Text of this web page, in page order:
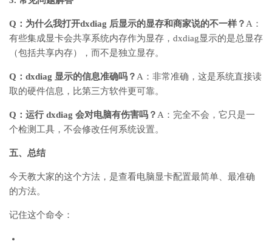
Q ：为什么我打开dxdiag 后显示的显存和商家说的不一样？A ：
有些集成显卡会共享系统内存作为显存， dxdiag显示的是总显存
（包括共享内存），而不是独立显存。
Q ： dxdiag 显示的信息准确吗？A ：非常准确，这是系统直接读
取的硬件信息，比第三方软件更可靠。
Q ：运行dxdiag 会对电脑有伤害吗？A ：完全不会，它只是一
个检测工具，不会修改任何系统设置。
五、总结
今天教大家的这个方法，是查看电脑显卡配置最简单、最准确
的方法。
记住这个命令：